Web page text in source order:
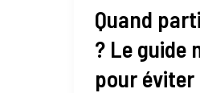
Quand
? Le guide
pour éviter
La
Réunion
?
Le